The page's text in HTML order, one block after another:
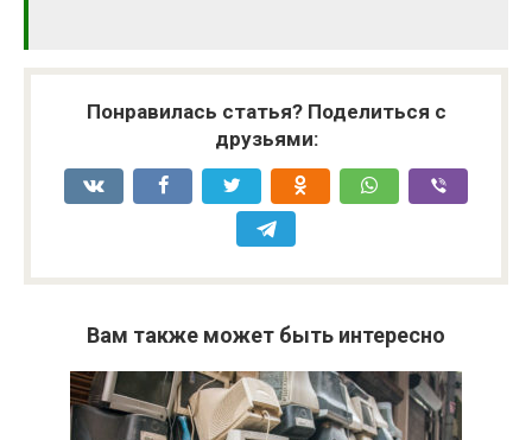
Понравилась статья? Поделиться с
друзьями:
Вам также может быть интересно